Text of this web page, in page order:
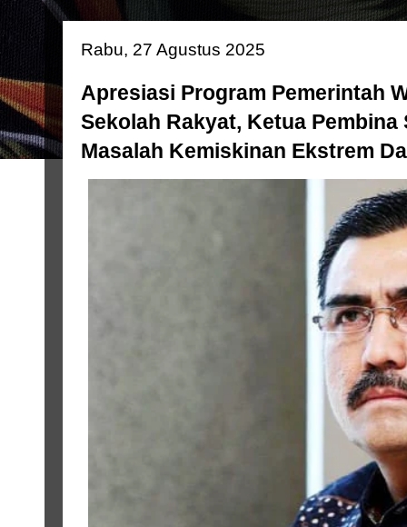
Rabu, 27 Agustus 2025
Apresiasi Program Pemerintah
Sekolah Rakyat, Ketua Pembina
Masalah Kemiskinan Ekstrem